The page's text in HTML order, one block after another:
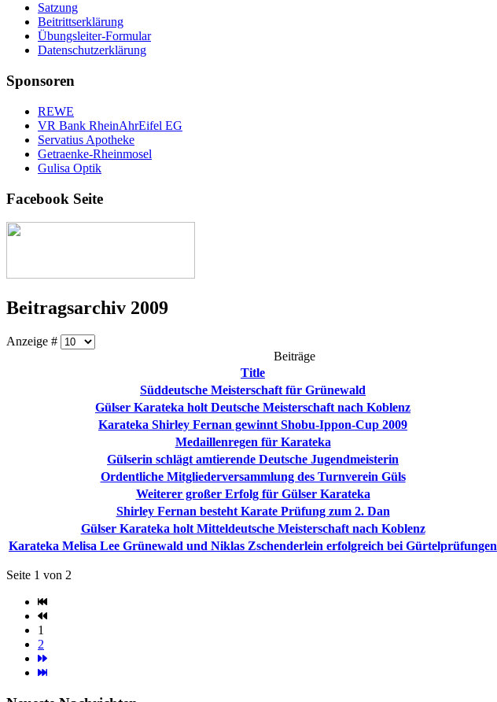
Satzung
Beitrittserklärung
Übungsleiter-Formular
Datenschutzerklärung
Sponsoren
REWE
VR Bank RheinAhrEifel EG
Servatius Apotheke
Getraenke-Rheinmosel
Gulisa Optik
Facebook Seite
Beitragsarchiv 2009
Anzeige #
Beiträge
Title
Süddeutsche Meisterschaft für Grünewald
Gülser Karateka holt Deutsche Meisterschaft nach Koblenz
Karateka Shirley Fernan gewinnt Shobu-Ippon-Cup 2009
Medaillenregen für Karateka
Gülserin schlägt amtierende Deutsche Jugendmeisterin
Ordentliche Mitgliederversammlung des Turnverein Güls
Weiterer großer Erfolg für Gülser Karateka
Shirley Fernan besteht Karate Prüfung zum 2. Dan
Gülser Karateka holt Mitteldeutsche Meisterschaft nach Koblenz
Karateka Melisa Lee Grünewald und Niklas Zschenderlein erfolgreich bei Gürtelprüfungen
Seite 1 von 2
1
2